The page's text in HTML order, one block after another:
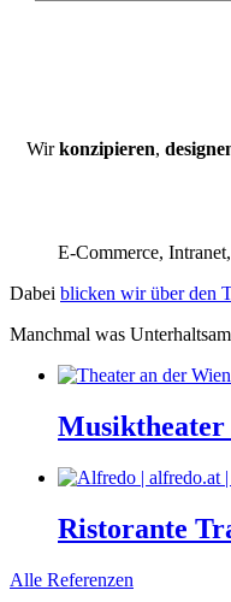
Wirkonzipieren,
E-Commerce,
Dabei blicken wir über den
Manchmal was
Musiktheater
Ristorante
Alle Referenzen